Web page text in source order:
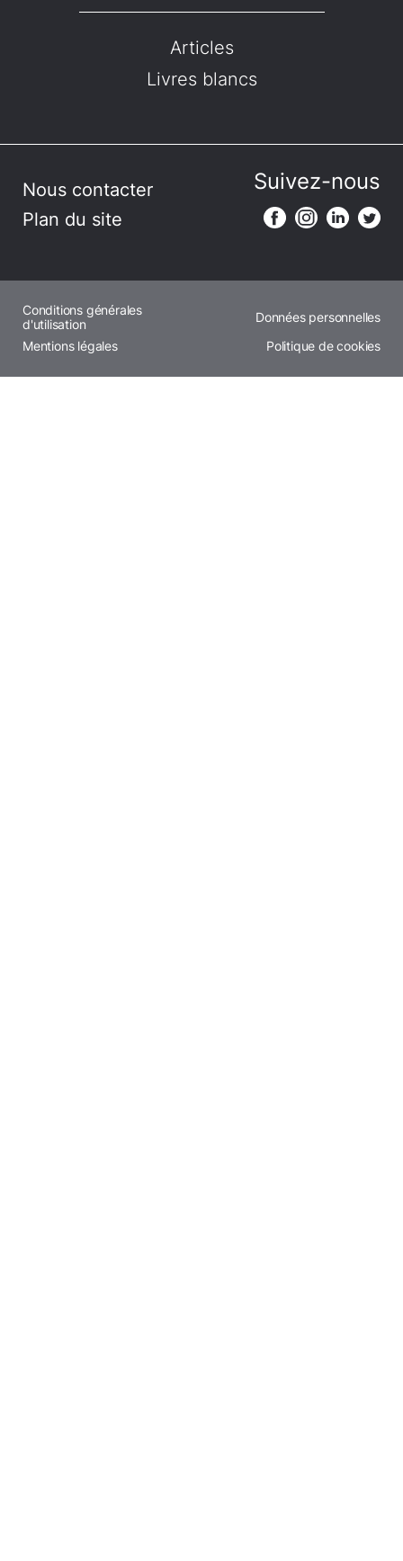
Articles
Livres blancs
Nous contacter
Plan du site
Suivez-nous
Conditions générales
d'utilisation
Données personnelles
Mentions légales
Politique de cookies